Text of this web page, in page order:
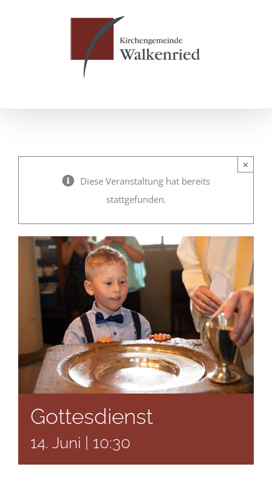
Diese Veranstaltung hat bereits
stattgefunden.
×
Gottesdienst
14. Juni | 10:30